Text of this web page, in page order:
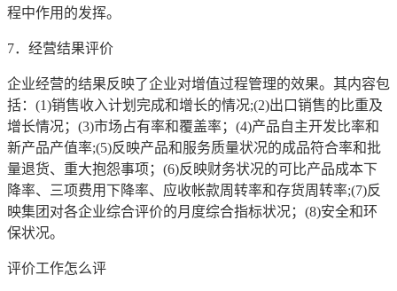
程中作用的发挥。
7．经营结果评价
企业经营的结果反映了企业对增值过程管理的效果。其内容包
括：(1)销售收入计划完成和增长的情况;(2)出口销售的比重及
增长情况；(3)市场占有率和覆盖率；(4)产品自主开发比率和
新产品产值率;(5)反映产品和服务质量状况的成品符合率和批
量退货、重大抱怨事项；(6)反映财务状况的可比产品成本下
降率、三项费用下降率、应收帐款周转率和存货周转率;(7)反
映集团对各企业综合评价的月度综合指标状况；(8)安全和环
保状况。
评价工作怎么评